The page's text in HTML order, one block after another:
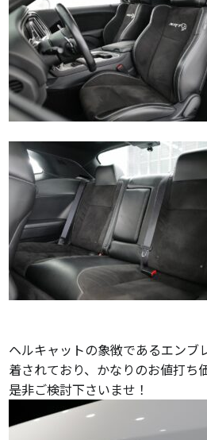
ヘルキャットの象徴であるエンブ
着されており、かなりのお値打ち
是非ご検討下さいませ！